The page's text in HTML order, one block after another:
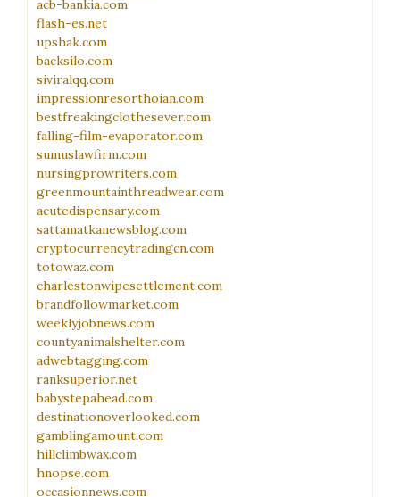
acb-bankia.com
flash-es.net
upshak.com
backsilo.com
siviralqq.com
impressionresorthoian.com
bestfreakingclothesever.com
falling-film-evaporator.com
sumuslawfirm.com
nursingprowriters.com
greenmountainthreadwear.com
acutedispensary.com
sattamatkanewsblog.com
cryptocurrencytradingcn.com
totowaz.com
charlestonwipesettlement.com
brandfollowmarket.com
weeklyjobnews.com
countyanimalshelter.com
adwebtagging.com
ranksuperior.net
babystepahead.com
destinationoverlooked.com
gamblingamount.com
hillclimbwax.com
hnopse.com
occasionnews.com